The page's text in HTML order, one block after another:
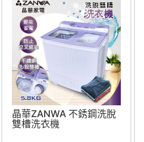
晶華ZANWA 不銹鋼洗脫
雙槽洗衣機